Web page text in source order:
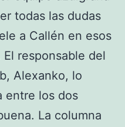
todas las dudas
a Callén en esos
responsable del
Alexanko, lo
entre los dos
La columna